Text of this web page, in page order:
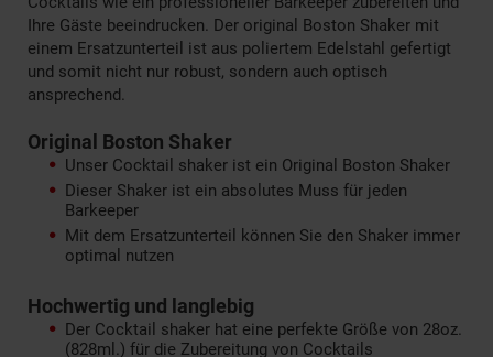
Ihre Gäste beeindrucken. Der original Boston Shaker mit
einem Ersatzunterteil ist aus poliertem Edelstahl gefertigt
und somit nicht nur robust, sondern auch optisch
ansprechend.
Original Boston Shaker
Unser Cocktail shaker ist ein Original Boston Shaker
Dieser Shaker ist ein absolutes Muss für jeden
Barkeeper
Mit dem Ersatzunterteil können Sie den Shaker immer
optimal nutzen
Hochwertig und langlebig
Der Cocktail shaker hat eine perfekte Größe von 28oz.
(828ml.) für die Zubereitung von Cocktails